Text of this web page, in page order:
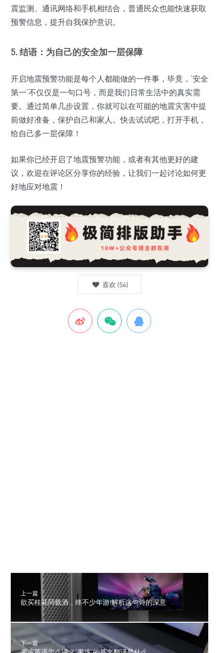
震监测、通讯网络和手机相结合，普通民众也能快速获取
预警信息，提升自我保护意识。
5. 结语：为自己的安全加一层保障
开启地震预警功能是每个人都能做的一件事，毕竟，‘安全
第一’不仅仅是一句口号，而是我们日常生活中的真实需
要。通过简单几步设置，你就可以在可能的地震灾害中提
前做好准备，保护自己和家人。快去试试吧，打开手机，
给自己多一层保障！
如果你已经开启了地震预警功能，或者有其他更好的建
议，欢迎在评论区分享你的经验，让我们一起讨论如何更
好地应对地震！
喜欢 (54)
上一篇
欲买桂花同载酒，终不少年游!解析这句诗的深意
下一篇